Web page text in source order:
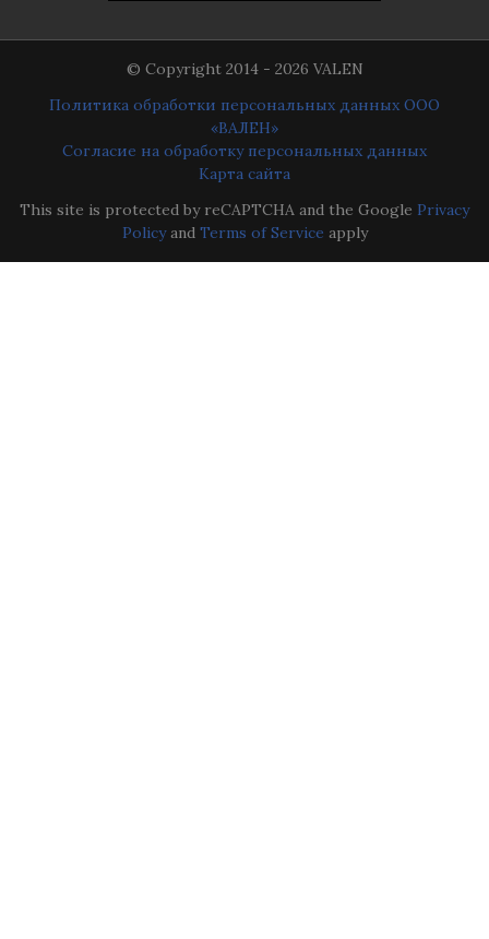
© Copyright 2014 - 2026 VALEN
Политика обработки персональных данных ООО
«ВАЛЕН»
Согласие на обработку персональных данных
Карта сайта
This site is protected by reCAPTCHA and the Google Privacy
Policyand Terms of Service apply